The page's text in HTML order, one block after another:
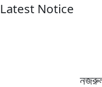
Latest Notice
নজরুল